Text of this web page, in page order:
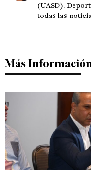
(UASD).
todas las
Más